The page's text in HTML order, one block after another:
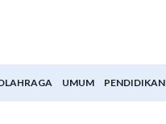
UMUM PENDIDIKAN